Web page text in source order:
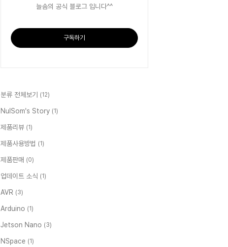
늘솜의 공식 블로그 입니다^^
구독하기
분류 전체보기 (12)
NulSom's Story (1)
제품리뷰 (1)
제품사용방법 (1)
제품판매 (0)
업데이트 소식 (1)
AVR (3)
Arduino (1)
Jetson Nano (3)
NSpace (1)